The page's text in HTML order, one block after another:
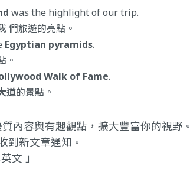
was the highlight of our trip.
們旅遊的亮點。
Egyptian pyramids.
。
Walk of Fame.
道的景點。
內容與有趣觀點，擴大豐富你的視野。
到新文章通知。
文 」